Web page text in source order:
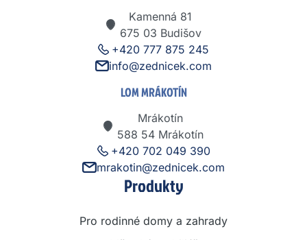
+420 777 875 245
info@zednicek.com
Kamenná 81
675 03 Budišov
LOM MRÁKOTÍN
+420 702 049 390
mrakotin@zednicek.com
Mrákotín
588 54 Mrákotín
Produkty
Pro rodinné domy a zahrady